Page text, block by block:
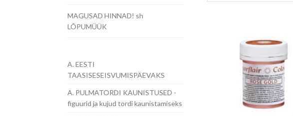
MAGUSAD HINNAD! sh
LÕPUMÜÜK
A. EESTI
TAASISESEISVUMISPÄEVAKS
A. PULMATORDI KAUNISTUSED -
figuurid ja kujud tordi kaunistamiseks